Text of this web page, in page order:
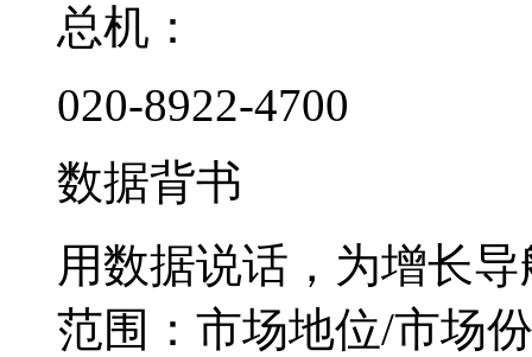
总机：
020-8922-4700
数据背书
用数据说话，为增长导
范围：市场地位/市场